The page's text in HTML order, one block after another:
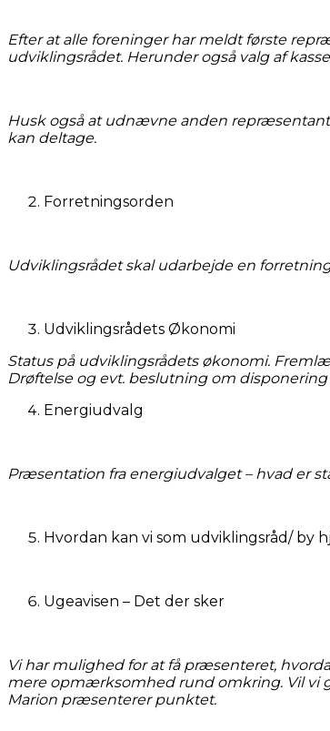
Efter at alle foreninger har meldt første
udviklingsrådet. Herunder også valg af
Husk også at udnævne anden
kan deltage.
Forretningsorden
Udviklingsrådet skal udarbejde en
Udviklingsrådets Økonomi
Status på udviklingsrådets økonomi.
Drøftelse og evt. beslutning om disponering
Energiudvalg
Præsentation fra energiudvalget – hvad er
Hvordan kan vi som udviklingsråd/ by
Ugeavisen – Det der sker
Vi har mulighed for at få præsenteret,
mere opmærksomhed rund omkring. Vil vi
Marion præsenterer punktet.